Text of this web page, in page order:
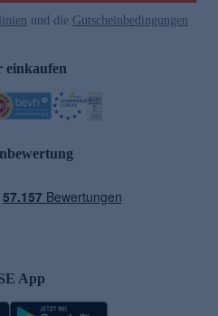
und die Gutscheinbedingungen
einkaufen
App